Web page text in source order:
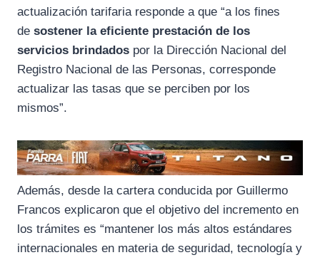
actualización tarifaria responde a que “a los fines
de sostener la eficiente prestación de los
servicios brindados por la Dirección Nacional del
Registro Nacional de las Personas, corresponde
actualizar las tasas que se perciben por los
mismos”.
Además, desde la cartera conducida por Guillermo
Francos explicaron que el objetivo del incremento en
los trámites es “mantener los más altos estándares
internacionales en materia de seguridad, tecnología y